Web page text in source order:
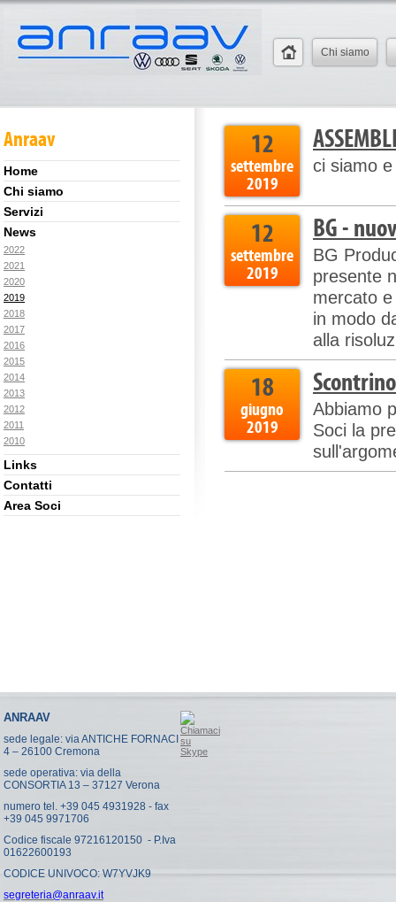
Chi siamo
Anraav
Home
Chi siamo
Servizi
News
2022
2021
2020
2019
2018
2017
2016
2015
2014
2013
2012
2011
2010
Links
Contatti
Area Soci
12
settembre
2019
ci siamo
12
settembre
2019
BG -
BG
presente
mercato
in modo
alla
18
giugno
2019
Abbiamo
Soci la
ANRAAV
sede legale: via ANTICHE FORNACI
4 – 26100 Cremona
sede operativa: via della
CONSORTIA 13 – 37127 Verona
numero tel. +39 045 4931928 - fax
+39 045 9971706
Codice fiscale 97216120150 - P.Iva
01622600193
CODICE UNIVOCO: W7YVJK9
segreteria@anraav.it